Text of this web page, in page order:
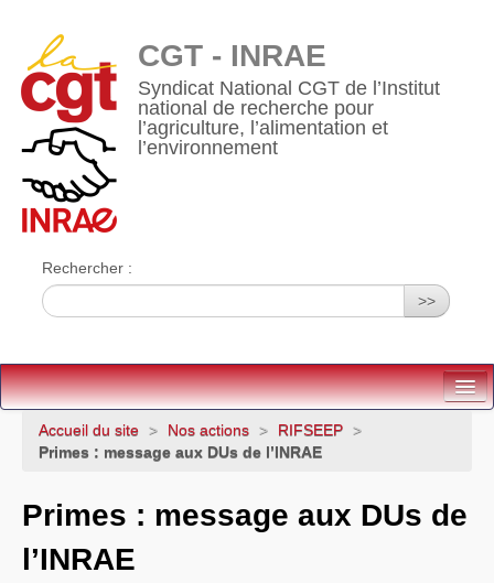
CGT - INRAE
Syndicat National CGT de l’Institut
national de recherche pour
l’agriculture, l’alimentation et
l’environnement
Rechercher :
>>
Accueil
Qui sommes-nous ?
Informations
Nos actions
Accueil du site > Nos actions > RIFSEEP >
Primes : message aux DUs de l’INRAE
Primes : message aux DUs de
l’INRAE